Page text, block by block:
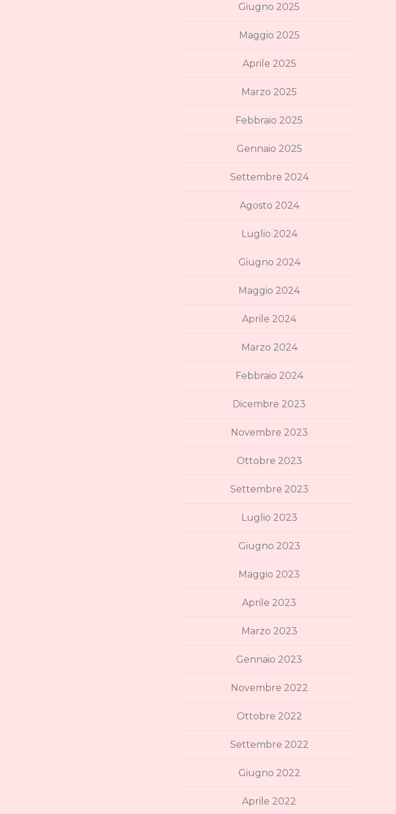
Giugno 2025
Maggio 2025
Aprile 2025
Marzo 2025
Febbraio 2025
Gennaio 2025
Settembre 2024
Agosto 2024
Luglio 2024
Giugno 2024
Maggio 2024
Aprile 2024
Marzo 2024
Febbraio 2024
Dicembre 2023
Novembre 2023
Ottobre 2023
Settembre 2023
Luglio 2023
Giugno 2023
Maggio 2023
Aprile 2023
Marzo 2023
Gennaio 2023
Novembre 2022
Ottobre 2022
Settembre 2022
Giugno 2022
Aprile 2022